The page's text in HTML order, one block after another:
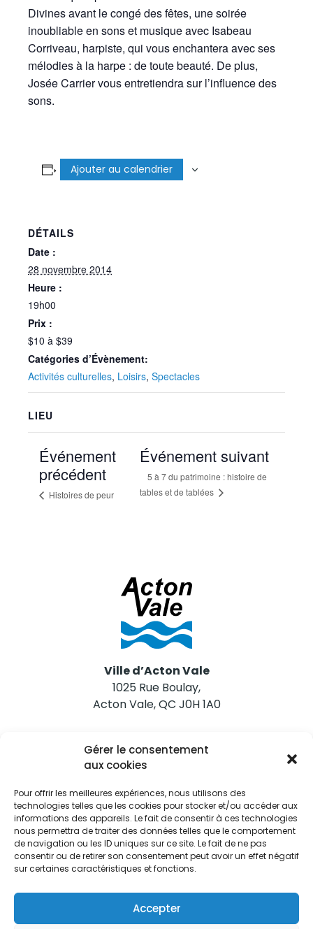
Gérer le consentement
aux cookies
Pour offrir les meilleures expériences, nous utilisons des
technologies telles que les cookies pour stocker et/ou accéder aux
informations des appareils. Le fait de consentir à ces technologies
nous permettra de traiter des données telles que le comportement
de navigation ou les ID uniques sur ce site. Le fait de ne pas
consentir ou de retirer son consentement peut avoir un effet négatif
sur certaines caractéristiques et fonctions.
Accepter
Divines avant le congé des fêtes, une soirée
inoubliable en sons et musique avec Isabeau
Corriveau, harpiste, qui vous enchantera avec ses
mélodies à la harpe : de toute beauté. De plus,
Josée Carrier vous entretiendra sur l’influence des
sons.
Ajouter au calendrier
DÉTAILS
Date :
28 novembre 2014
Heure :
19h00
Prix :
$10 à $39
Catégories d’Évènement:
Activités culturelles, Loisirs, Spectacles
LIEU
Événement
précédent
Histoires de peur
Événement suivant
5 à 7 du patrimoine : histoire de
tables et de tablées
Ville d’Acton Vale
1025 Rue Boulay,
Acton Vale, QC J0H 1A0
Nous joindre
Tél. 450 546-2703
Restez informés
Abonnez-vous aux alertes municipales
Je m'abonne